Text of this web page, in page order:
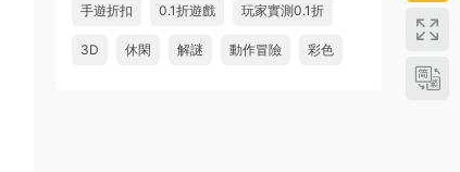
手遊折扣 0.1折遊戲 玩家實測0.1折
3D 休閑 解謎 動作冒險 彩色